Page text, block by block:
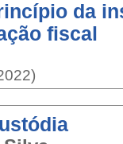
da
fiscal